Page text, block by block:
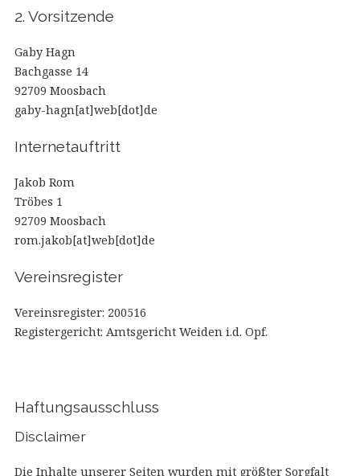
2. Vorsitzende
Gaby Hagn
Bachgasse 14
92709 Moosbach
gaby-hagn[at]web[dot]de
Internetauftritt
Jakob Rom
Tröbes 1
92709 Moosbach
rom.jakob[at]web[dot]de
Vereinsregister
Vereinsregister: 200516
Registergericht: Amtsgericht Weiden i.d. Opf.
Haftungsausschluss
Disclaimer
Die Inhalte unserer Seiten wurden mit größter Sorgfalt